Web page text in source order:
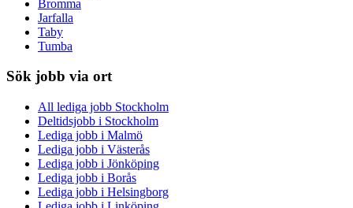
Bromma
Jarfalla
Taby
Tumba
Sök jobb via ort
All lediga jobb Stockholm
Deltidsjobb i Stockholm
Lediga jobb i Malmö
Lediga jobb i Västerås
Lediga jobb i Jönköping
Lediga jobb i Borås
Lediga jobb i Helsingborg